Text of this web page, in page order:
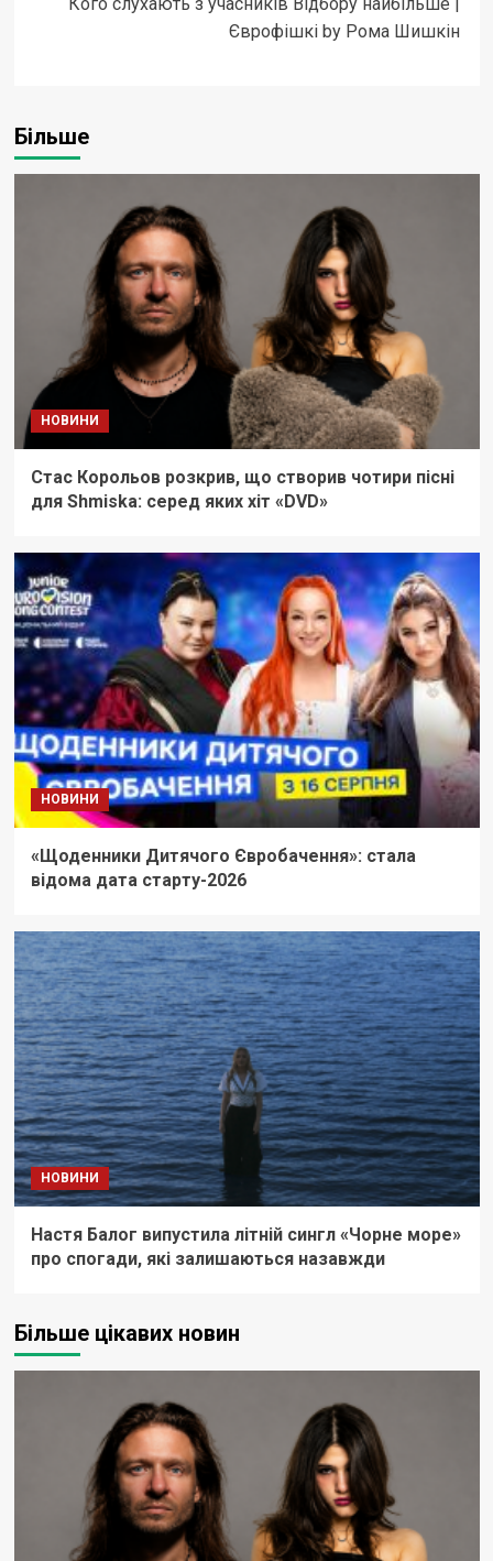
Єврофішкі by Рома Шишкін
Більше
НОВИНИ
Стас Корольов розкрив, що створив чотири пісні
для Shmiska: серед яких хіт «DVD»
НОВИНИ
«Щоденники Дитячого Євробачення»: стала
відома дата старту-2026
НОВИНИ
Настя Балог випустила літній сингл «Чорне море»
про спогади, які залишаються назавжди
Більше цікавих новин